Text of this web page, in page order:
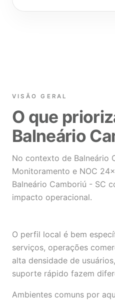
VISÃO GERAL
O que
Balneário
No contexto de Balneário
Monitoramento e NOC
Balneário Camboriú - SC
impacto operacional.
O perfil local é bem
serviços, operações
alta densidade de
suporte rápido fazem
Ambientes comuns por